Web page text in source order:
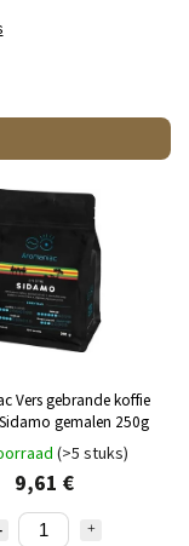
Vers gebrande koffie
gemalen 250g
(>5 stuks)
9,61 €